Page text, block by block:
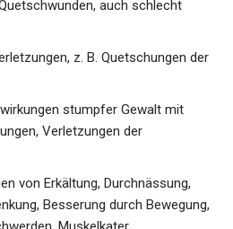
auch schlecht
z. B. Quetschungen der
stumpfer Gewalt mit
Verletzungen der
von Erkältung, Durchnässung,
Besserung durch Bewegung,